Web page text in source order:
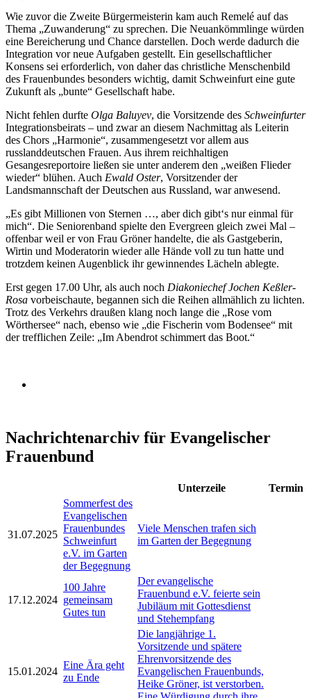
Wie zuvor die Zweite Bürgermeisterin kam auch Remelé auf das
Thema „Zuwanderung“ zu sprechen. Die Neuankömmlinge würden
eine Bereicherung und Chance darstellen. Doch werde dadurch die
Integration vor neue Aufgaben gestellt. Ein gesellschaftlicher
Konsens sei erforderlich, von daher das christliche Menschenbild
des Frauenbundes besonders wichtig, damit Schweinfurt eine gute
Zukunft als „bunte“ Gesellschaft habe.
Nicht fehlen durfte Olga Baluyev, die Vorsitzende des Schweinfurter
Integrationsbeirats – und zwar an diesem Nachmittag als Leiterin
des Chors „Harmonie“, zusammengesetzt vor allem aus
russlanddeutschen Frauen. Aus ihrem reichhaltigen
Gesangesreportoire ließen sie unter anderem den „weißen Flieder
wieder“ blühen. Auch Ewald Oster, Vorsitzender der
Landsmannschaft der Deutschen aus Russland, war anwesend.
„Es gibt Millionen von Sternen …, aber dich gibt‘s nur einmal für
mich“. Die Seniorenband spielte den Evergreen gleich zwei Mal –
offenbar weil er von Frau Gröner handelte, die als Gastgeberin,
Wirtin und Moderatorin wieder alle Hände voll zu tun hatte und
trotzdem keinen Augenblick ihr gewinnendes Lächeln ablegte.
Erst gegen 17.00 Uhr, als auch noch Diakoniechef Jochen Keßler-
Rosa vorbeischaute, begannen sich die Reihen allmählich zu lichten.
Trotz des Verkehrs draußen klang noch lange die „Rose vom
Wörthersee“ nach, ebenso wie „die Fischerin vom Bodensee“ mit
der trefflichen Zeile: „Im Abendrot schimmert das Boot.“
Nachrichtenarchiv für Evangelischer
Frauenbund
Unterzeile Termin
31.07.2025
Sommerfest des
Evangelischen
Frauenbundes
Schweinfurt
e.V. im Garten
der Begegnung
Viele Menschen trafen sich
im Garten der Begegnung
17.12.2024
100 Jahre
gemeinsam
Gutes tun
Der evangelische
Frauenbund e.V. feierte sein
Jubiläum mit Gottesdienst
und Stehempfang
15.01.2024
Eine Ära geht
zu Ende
Die langjährige 1.
Vorsitzende und spätere
Ehrenvorsitzende des
Evangelischen Frauenbunds,
Heike Gröner, ist verstorben.